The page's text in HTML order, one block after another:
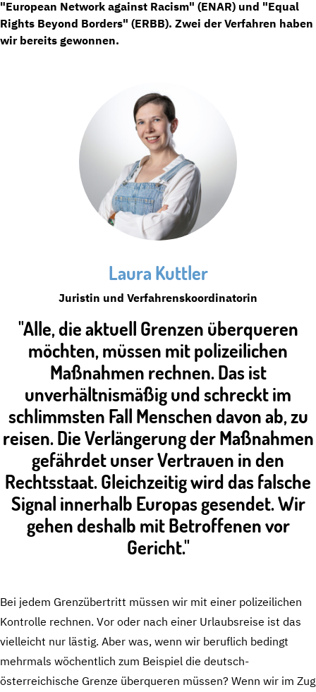
"European Network against Racism" (ENAR) und "Equal
Rights Beyond Borders" (ERBB). Zwei der Verfahren haben
wir bereits gewonnen.
Laura Kuttler
Juristin und Verfahrenskoordinatorin
"Alle, die aktuell Grenzen überqueren
möchten, müssen mit polizeilichen
Maßnahmen rechnen. Das ist
unverhältnismäßig und schreckt im
schlimmsten Fall Menschen davon ab, zu
reisen. Die Verlängerung der Maßnahmen
gefährdet unser Vertrauen in den
Rechtsstaat. Gleichzeitig wird das falsche
Signal innerhalb Europas gesendet. Wir
gehen deshalb mit Betroffenen vor
Gericht."
Bei jedem Grenzübertritt müssen wir mit einer polizeilichen
Kontrolle rechnen. Vor oder nach einer Urlaubsreise ist das
vielleicht nur lästig. Aber was, wenn wir beruflich bedingt
mehrmals wöchentlich zum Beispiel die deutsch-
österreichische Grenze überqueren müssen? Wenn wir im Zug